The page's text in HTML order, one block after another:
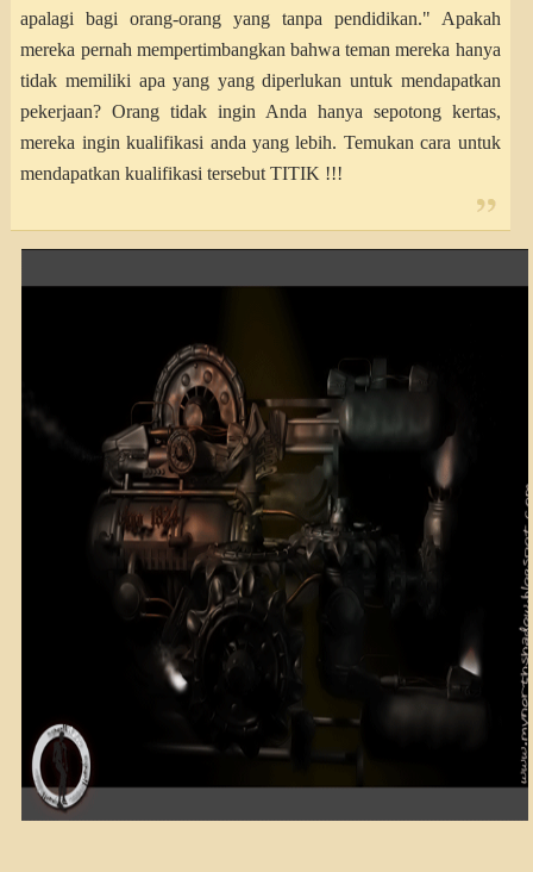
apalagi bagi orang-orang yang tanpa pendidikan." Apakah
mereka pernah mempertimbangkan bahwa teman mereka hanya
tidak memiliki apa yang yang diperlukan untuk mendapatkan
pekerjaan? Orang tidak ingin Anda hanya sepotong kertas,
mereka ingin kualifikasi anda yang lebih. Temukan cara untuk
mendapatkan kualifikasi tersebut TITIK !!!